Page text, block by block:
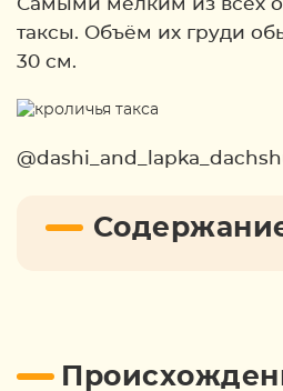
Самыми мелким из всех
таксы. Объём их груди
30 см.